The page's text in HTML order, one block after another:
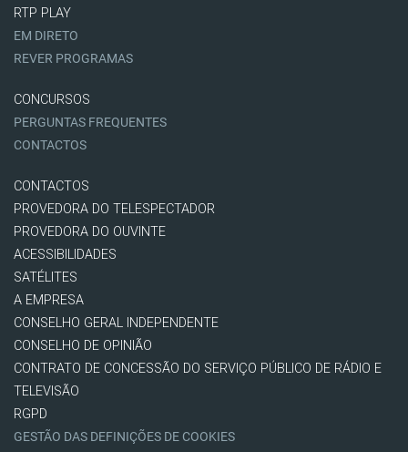
RTP PLAY
EM DIRETO
REVER PROGRAMAS
CONCURSOS
PERGUNTAS FREQUENTES
CONTACTOS
CONTACTOS
PROVEDORA DO TELESPECTADOR
PROVEDORA DO OUVINTE
ACESSIBILIDADES
SATÉLITES
A EMPRESA
CONSELHO GERAL INDEPENDENTE
CONSELHO DE OPINIÃO
CONTRATO DE CONCESSÃO DO SERVIÇO PÚBLICO DE RÁDIO E
TELEVISÃO
RGPD
GESTÃO DAS DEFINIÇÕES DE COOKIES